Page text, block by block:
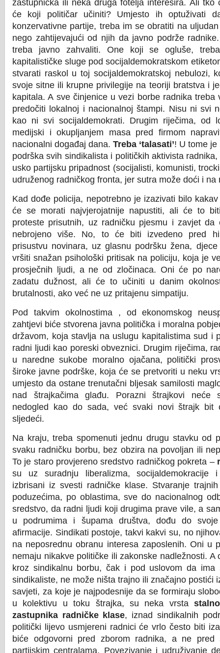
zastupnička ili neka druga fotelja interesira. Ali tko
će koji političar učiniti? Umjesto ih optuživati
konzervativne partije, treba im se obratiti na
nego zahtijevajući od njih da javno podrže
treba javno zahvaliti. One koji se ogluše,
kapitalističke sluge pod socijaldemokratskom
stvarati raskol u toj socijaldemokratskoj nebulozi,
svoje sitne ili krupne privilegije na teoriji bratstva i
kapitala. A sve činjenice u vezi borbe radnika treba
predočiti lokalnoj i nacionalnoj štampi. Nisu ni svi
kao ni svi socijaldemokrati. Drugim riječima, od
medijski i okupljanjem masa pred firmom
nacionalni događaj dana. Treba ‘talasati’! U tome je
podrška svih sindikalista i političkih aktivista
usko partijsku pripadnost (socijalisti, komunisti,
udruženog radničkog fronta, jer sutra može doći i na
Kad dođe policija, nepotrebno je izazivati bilo
će se morati najvjerojatnije napustiti, ali će to
proteste prisutnih, uz radničku pjesmu i zavjet
nebrojeno više. No, to će biti izvedeno pred
prisustvu novinara, uz glasnu podršku žena,
vršiti snažan psihološki pritisak na policiju, koja je
prosječnih ljudi, a ne od zločinaca. Oni će po
zadatu dužnost, ali će to učiniti u danim
brutalnosti, ako već ne uz pritajenu simpatiju.
Pod takvim okolnostima , od ekonomskog
zahtjevi biće stvorena javna politička i moralna
državom, koja stavlja na uslugu kapitalistima sud i
radni ljudi kao poreski obveznici. Drugim riječima,
u naredne sukobe moralno ojačana, politički
široke javne podrške, koja će se pretvoriti u neku
umjesto da ostane trenutačni bljesak samilosti
nad štrajkačima glađu. Porazni štrajkovi neće
nedogled kao do sada, već svaki novi štrajk bit
sljedeći.
Na kraju, treba spomenuti jednu drugu stavku od
svaku radničku borbu, bez obzira na povoljan ili
To je staro provjereno sredstvo radničkog pokreta –
su uz suradnju liberalizma, socijaldemokracije
izbrisani iz svesti radničke klase. Stvaranje
poduzećima, po oblastima, sve do nacionalnog
sredstvo, da radni ljudi koji drugima prave vile, a
u podrumima i šupama društva, dođu do
afirmacije. Sindikati postoje, takvi kakvi su, no
na neposrednu obranu interesa zaposlenih. Oni u
nemaju nikakve političke ili zakonske nadležnosti. A
kroz sindikalnu borbu, čak i pod uslovom da ima
sindikaliste, ne može ništa trajno ili značajno postići
savjeti, za koje je najpodesnije da se formiraju
u kolektivu u toku štrajka, su neka vrsta
zastupnika radničke klase, iznad sindikalnih
politički lijevo usmjereni radnici će vrlo često biti
biće odgovorni pred zborom radnika, a ne pred
partijskim centralama. Povezivanje i udruživanje